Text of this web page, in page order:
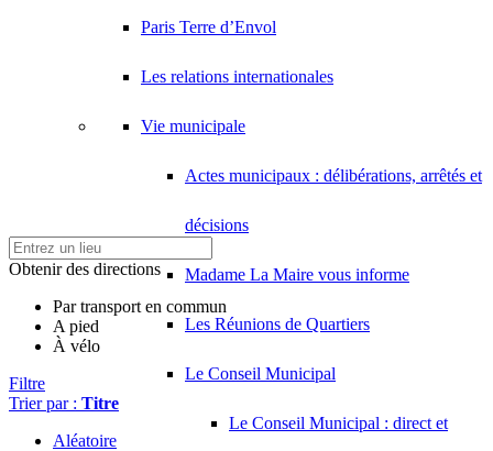
Paris Terre d’Envol
Les relations internationales
Vie municipale
Actes municipaux : délibérations, arrêtés et
décisions
Madame La Maire vous informe
Les Réunions de Quartiers
Le Conseil Municipal
Le Conseil Municipal : direct et
Obtenir des directions
Par transport en commun
A pied
À vélo
Filtre
Trier par : Titre
Aléatoire